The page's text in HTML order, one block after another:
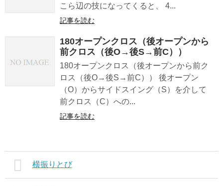
こら辺の技になってくると、 4...
記事を読む
180オープンクロス（後オープンから
前クロス（後O→後S→前C））
180オープンクロス（後オープンから前ク
ロス（後O→後S→前C）） 後オープン
（O）からサイドスイング（S）を介して
前クロス（C）への...
記事を読む
横振りとび